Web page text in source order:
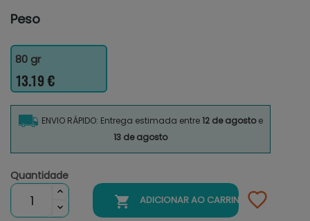
Peso
80 gr
13.19 €
ENVIO RÁPIDO: Entrega estimada entre12 de agostoe
13 de agosto
Quantidade
 ADICIONAR AO CARRINHO